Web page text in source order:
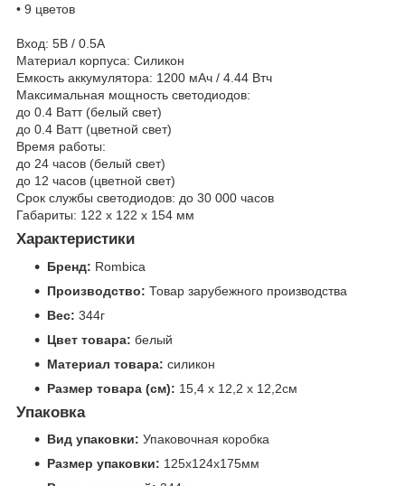
• 9 цветов
Вход: 5В / 0.5A
Материал корпуса: Силикон
Емкость аккумулятора: 1200 мАч / 4.44 Втч
Максимальная мощность светодиодов:
до 0.4 Ватт (белый свет)
до 0.4 Ватт (цветной свет)
Время работы:
до 24 часов (белый свет)
до 12 часов (цветной свет)
Срок службы светодиодов: до 30 000 часов
Габариты: 122 x 122 x 154 мм
Характеристики
Бренд: Rombica
Производство: Товар зарубежного производства
Вес: 344г
Цвет товара: белый
Материал товара: силикон
Размер товара (см): 15,4 х 12,2 х 12,2см
Упаковка
Вид упаковки: Упаковочная коробка
Размер упаковки: 125x124x175мм